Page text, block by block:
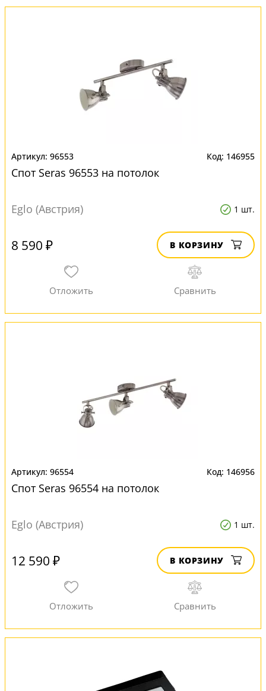
96553 146955
Спот Seras 96553 на потолок
Eglo (Австрия) 1 шт.
8 590 ₽ В КОРЗИНУ
96554 146956
Спот Seras 96554 на потолок
Eglo (Австрия) 1 шт.
12 590 ₽ В КОРЗИНУ